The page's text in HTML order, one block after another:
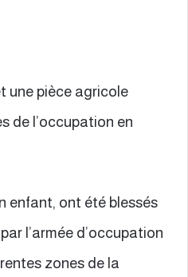
une pièce agricole
de l’occupation en
enfant, ont été blessés
l’armée d’occupation
zones de la